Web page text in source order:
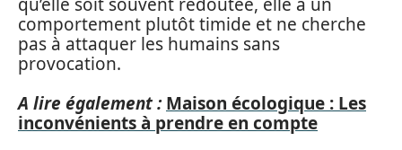
comportement plutôt timide et ne cherche
pas à attaquer les humains sans
provocation.
A lire également : Maison écologique : Les
inconvénients à prendre en compte